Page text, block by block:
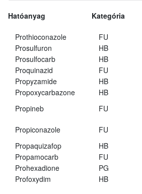
Hatóanyag Kategória
Prothioconazole
FU
Prosulfuron
HB
Prosulfocarb
HB
Proquinazid
FU
Propyzamide
HB
Propoxycarbazone
HB
Propineb
FU
Propiconazole FU
Propaquizafop
HB
Propamocarb
FU
Prohexadione
PG
Profoxydim
HB